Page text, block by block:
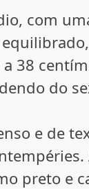
com
38
do
e de
preto e